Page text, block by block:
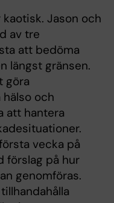
Jason och
av tre
att bedöma
längst gränsen.
göra
och
att hantera
vecka på
förslag på hur
genomföras.